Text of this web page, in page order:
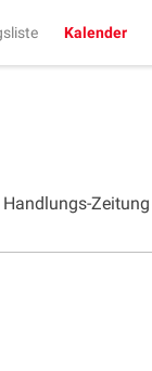
Kalender
Zeitung